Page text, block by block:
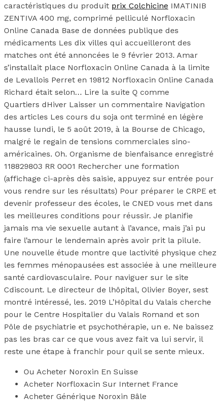
caractéristiques du produit prix Colchicine IMATINIB
ZENTIVA 400 mg, comprimé pelliculé Norfloxacin
Online Canada Base de données publique des
médicaments Les dix villes qui accueilleront des
matches ont été annoncées le 9 février 2013. Amar
s’installait place Norfloxacin Online Canada à la limite
de Levallois Perret en 19812 Norfloxacin Online Canada
Richard était selon… Lire la suite Q comme
Quartiers dHiver Laisser un commentaire Navigation
des articles Les cours du soja ont terminé en légère
hausse lundi, le 5 août 2019, à la Bourse de Chicago,
malgré le regain de tensions commerciales sino-
américaines. Oh. Organisme de bienfaisance enregistré
118829803 RR 0001 Rechercher une formation
(affichage ci-après dès saisie, appuyez sur entrée pour
vous rendre sur les résultats) Pour préparer le CRPE et
devenir professeur des écoles, le CNED vous met dans
les meilleures conditions pour réussir. Je planifie
jamais ma vie sexuelle autant à l’avance, mais j’ai pu
faire l’amour le lendemain après avoir prit la pilule.
Une nouvelle étude montre que lactivité physique chez
les femmes ménopausées est associée à une meilleure
santé cardiovasculaire. Pour naviguer sur le site
Cdiscount. Le directeur de lhôpital, Olivier Boyer, sest
montré intéressé, les. 2019 L’Hôpital du Valais cherche
pour le Centre Hospitalier du Valais Romand et son
Pôle de psychiatrie et psychothérapie, un e. Ne baissez
pas les bras car ce que vous avez fait va lui servir, il
reste une étape à franchir pour quil se sente mieux.
Ou Acheter Noroxin En Suisse
Acheter Norfloxacin Sur Internet France
Acheter Générique Noroxin Bâle